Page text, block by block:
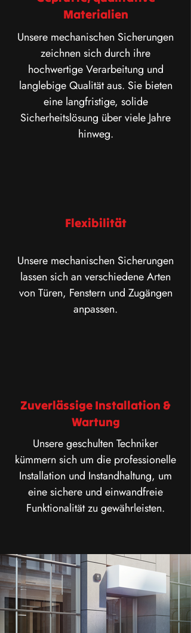
Materialien
Unsere mechanischen Sicherungen
zeichnen sich durch ihre
hochwertige Verarbeitung und
langlebige Qualität aus. Sie bieten
eine langfristige, solide
Sicherheitslösung über viele Jahre
hinweg.
Flexibilität
Unsere mechanischen Sicherungen
lassen sich an verschiedene Arten
von Türen, Fenstern und Zugängen
anpassen.
Zuverlässige Installation &
Wartung
Unsere geschulten Techniker
kümmern sich um die professionelle
Installation und Instandhaltung, um
eine sichere und einwandfreie
Funktionalität zu gewährleisten.